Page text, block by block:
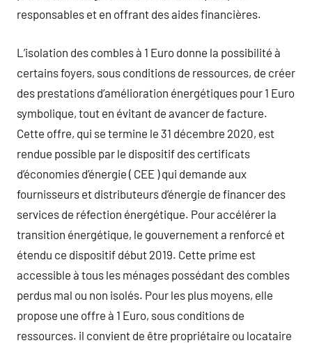
responsables et en offrant des aides financières.
L’isolation des combles à 1 Euro donne la possibilité à
certains foyers, sous conditions de ressources, de créer
des prestations d’amélioration énergétiques pour 1 Euro
symbolique, tout en évitant de avancer de facture.
Cette offre, qui se termine le 31 décembre 2020, est
rendue possible par le dispositif des certificats
d’économies d’énergie ( CEE ) qui demande aux
fournisseurs et distributeurs d’énergie de financer des
services de réfection énergétique. Pour accélérer la
transition énergétique, le gouvernement a renforcé et
étendu ce dispositif début 2019. Cette prime est
accessible à tous les ménages possédant des combles
perdus mal ou non isolés. Pour les plus moyens, elle
propose une offre à 1 Euro, sous conditions de
ressources. il convient de être propriétaire ou locataire